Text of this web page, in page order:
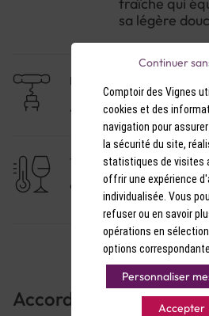
fraîche qui
sa légère
NIVEAU DE GARDE
A consommer dans
TEMPÉRATURE DE
9-10°C
Accords Mets & Vins
Comptoir des Vignes
cookies et des
navigation pour
la sécurité du site,
statistiques de visites
offrir une expérience
individualisée. Vous
refuser ou en savoir
opérations en
options
Personnaliser
Accepter
Continuer